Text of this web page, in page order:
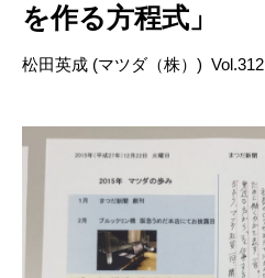
を作る方程式」
松田英成 (マツダ（株）) Vol.312